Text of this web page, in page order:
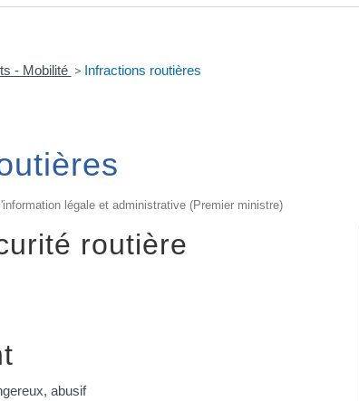
- Mobilité > Infractions routières
légale et administrative (Premier ministre)
routière
abusif